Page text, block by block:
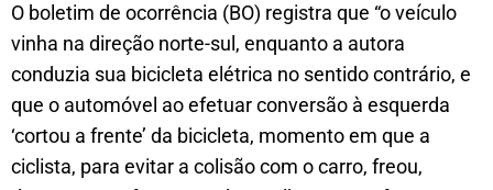
O boletim de ocorrência (BO) registra que “o veículo
vinha na direção norte-sul, enquanto a autora
conduzia sua bicicleta elétrica no sentido contrário, e
que o automóvel ao efetuar conversão à esquerda
‘cortou a frente’ da bicicleta, momento em que a
ciclista, para evitar a colisão com o carro, freou,